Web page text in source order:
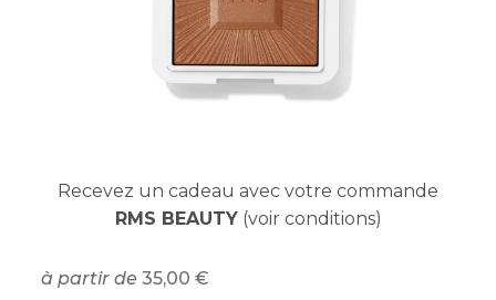
Recevez un cadeau avec votre commande
RMS BEAUTY(voir conditions)
à partir de 35,00